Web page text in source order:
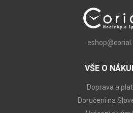
VŠE O
Doprava a
Doručení na